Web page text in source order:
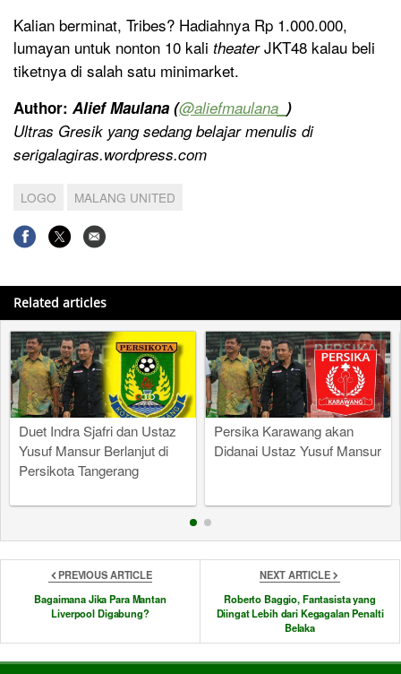
Kalian berminat, Tribes? Hadiahnya Rp 1.000.000,
lumayan untuk nonton 10 kali theaterJKT48 kalau beli
tiketnya di salah satu minimarket.
Author: Alief Maulana (@aliefmaulana_ )
Ultras Gresik yang sedang belajar menulis di
serigalagiras.wordpress.com
LOGO MALANG UNITED
Related articles
Duet Indra Sjafri dan Ustaz
Yusuf Mansur Berlanjut di
Persikota Tangerang
Persika Karawang akan
Didanai Ustaz Yusuf Mansur
PREVIOUS ARTICLE
Bagaimana Jika Para Mantan
Liverpool Digabung?
NEXT ARTICLE
Roberto Baggio, Fantasista yang
Diingat Lebih dari Kegagalan Penalti
Belaka